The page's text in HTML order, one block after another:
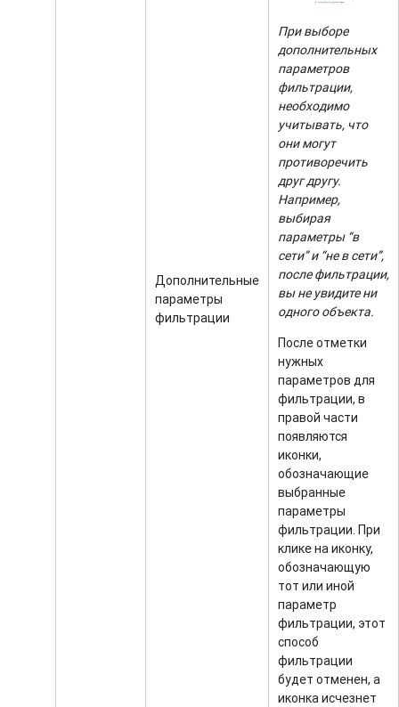
Дополнительные
параметры
фильтрации
При выборе
дополнительных
параметров
фильтрации,
необходимо
учитывать, что
они могут
противоречить
друг другу.
Например,
выбирая
параметры “в
сети” и “не в сети”,
после фильтрации,
вы не увидите ни
одного объекта.
После отметки
нужных
параметров для
фильтрации, в
правой части
появляются
иконки,
обозначающие
выбранные
параметры
фильтрации. При
клике на иконку,
обозначающую
тот или иной
параметр
фильтрации, этот
способ
фильтрации
будет отменен, а
иконка исчезнет